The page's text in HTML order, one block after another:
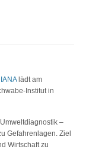
lädt am
Institut in
–
Gefahrenlagen. Ziel
Wirtschaft zu